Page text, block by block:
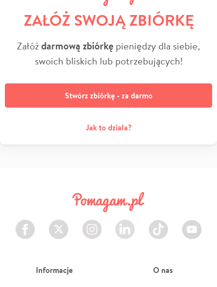
ZAŁÓŻ SWOJĄ ZBIÓRKĘ
Załóżdarmową zbiórkę pieniędzy dla siebie,
swoich bliskich lub potrzebujących!
Stwórz zbiórkę - za darmo
Jak to działa?
Facebook Twitter Instagram LinkedIn TikTok Youtube
Informacje O nas